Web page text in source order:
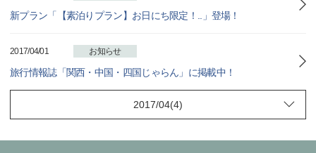
新プラン「【素泊りプラン】お日にち限定！..」登場！
2017/04/01 お知らせ
旅行情報誌「関西・中国・四国じゃらん」に掲載中！